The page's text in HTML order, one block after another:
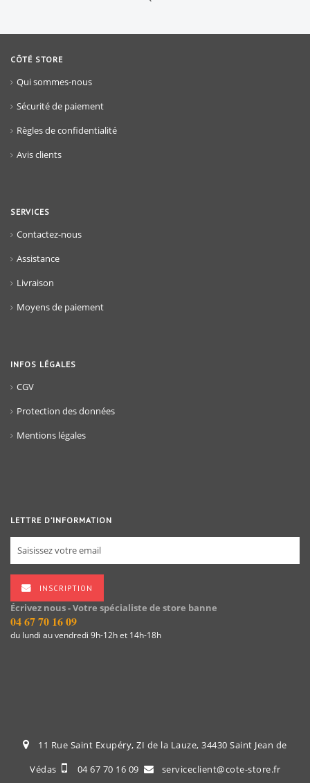
CÔTÉ STORE
Qui sommes-nous
Sécurité de paiement
Règles de confidentialité
Avis clients
SERVICES
Contactez-nous
Assistance
Livraison
Moyens de paiement
INFOS LÉGALES
CGV
Protection des données
Mentions légales
LETTRE D’INFORMATION
INSCRIPTION
Écrivez nous - Votre spécialiste de store banne
04 67 70 16 09
du lundi au vendredi 9h-12h et 14h-18h
11 Rue Saint Exupéry, ZI de la Lauze, 34430 Saint Jean de
Védas
04 67 70 16 09 serviceclient@cote-store.fr